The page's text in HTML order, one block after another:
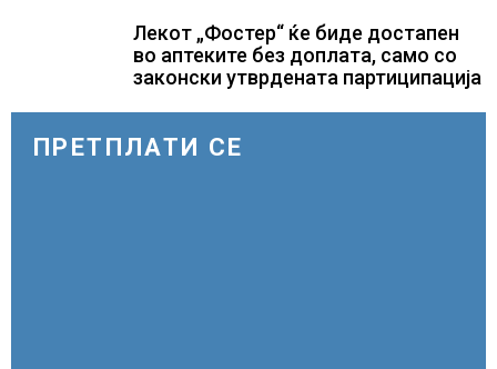
Лекот „Фостер“ ќе биде достапен
во аптеките без доплата, само со
законски утврдената партиципација
ПРЕТПЛАТИ СЕ